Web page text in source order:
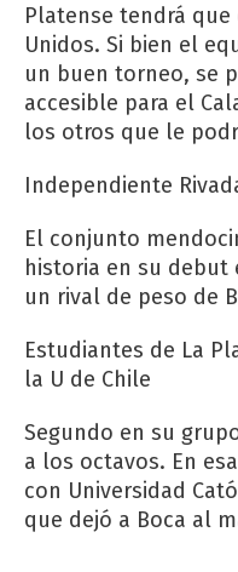
Platense tendrá
Unidos. Si bien el
un buen torneo, se
accesible para el
los otros que le
Independiente
El conjunto
historia en su debut
un rival de peso de
Estudiantes de La
la U de Chile
Segundo en su
a los octavos. En
con Universidad
que dejó a Boca al